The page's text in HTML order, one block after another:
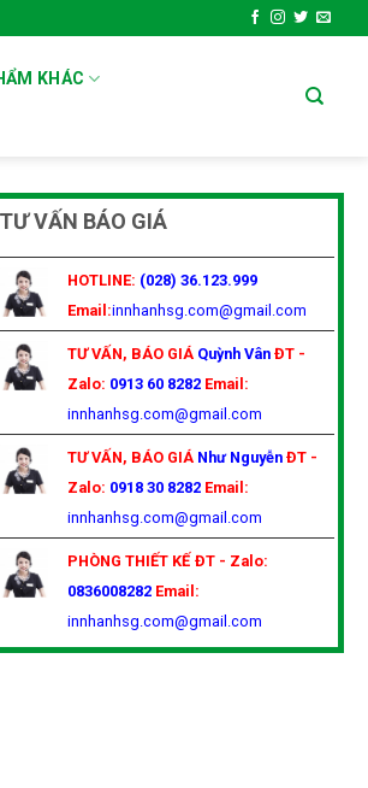
KHÁC
TƯ VẤN BÁO GIÁ
HOTLINE: (028) 36.123.999
Email:innhanhsg.com@gmail.com
TƯ VẤN, BÁO GIÁ Quỳnh Vân ĐT -
Zalo: 0913 60 8282 Email:
innhanhsg.com@gmail.com
TƯ VẤN, BÁO GIÁ Như Nguyễn ĐT -
Zalo: 0918 30 8282 Email:
innhanhsg.com@gmail.com
PHÒNG THIẾT KẾ ĐT - Zalo:
0836008282 Email:
innhanhsg.com@gmail.com